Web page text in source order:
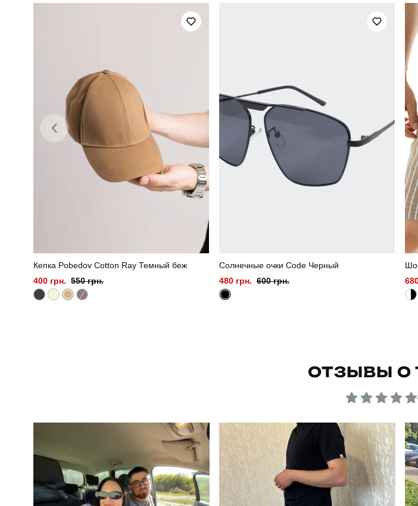
95% бавовна, 5% еластан
Кепка Pobedov Cotton Ray Темный беж
400 грн. 550 грн.
Солнечные очки Code Черный
480 грн. 600 грн.
ОТЗЫВЫ О